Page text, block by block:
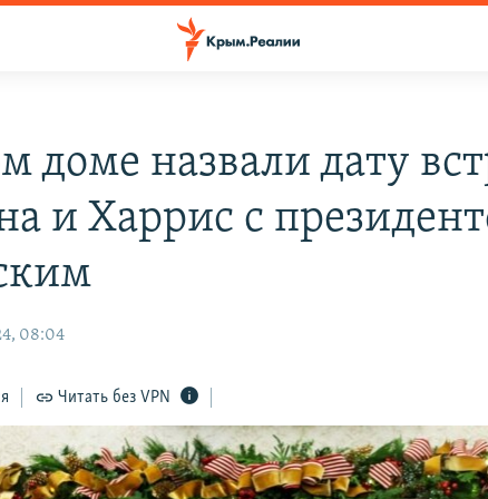
доме назвали дату
и Харрис с
08:04
Читать без VPN